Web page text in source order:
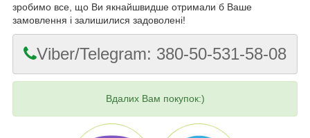
зробимо все, що Ви якнайшвидше отримали б Ваше
замовлення і залишилися задоволені!
Viber/Telegram: 380-50-531-58-08
Вдалих Вам покупок:)